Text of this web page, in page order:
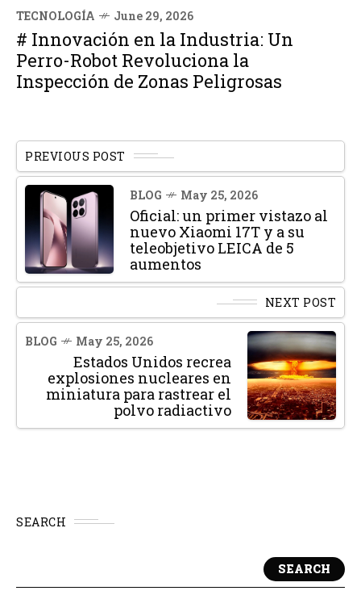
TECNOLOGÍA June 29, 2026
# Innovación en la Industria: Un
Perro-Robot Revoluciona la
Inspección de Zonas Peligrosas
PREVIOUS POST
BLOG May 25, 2026
Oficial: un primer vistazo al
nuevo Xiaomi 17T y a su
teleobjetivo LEICA de 5
aumentos
NEXT POST
BLOG May 25, 2026
Estados Unidos recrea
explosiones nucleares en
miniatura para rastrear el
polvo radiactivo
SEARCH
SEARCH